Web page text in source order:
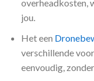
overheadkosten,
jou.
Het een
verschillende
eenvoudig,